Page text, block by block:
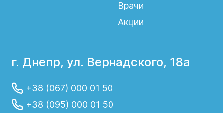
Врачи
Акции
г. Днепр, ул. Вернадского, 18а
+38 (067) 000 01 50
+38 (095) 000 01 50